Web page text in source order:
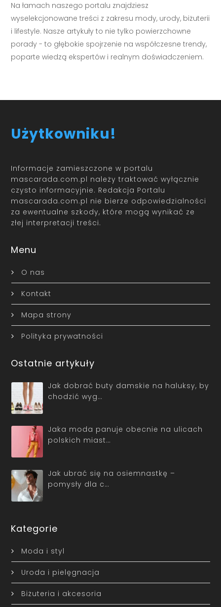
Na łamach naszego portalu znajdziesz
wyselekcjonowane treści z zakresu mody, urody, biżuterii
i lifestyle. Nasze artykuły to nie tylko powierzchowne
porady - to głębokie spojrzenie na współczesne trendy,
poparte wiedzą ekspertów i realnym doświadczeniem.
Użytkowniku!
Informacje zamieszczone w portalu
mascarada.com.pl należy traktować wyłącznie
czysto informacyjnie. Redakcja Portalu
mascarada.com.pl nie bierze odpowiedzialności
za ewentualne szkody, które mogą wynikać ze
złej interpretacji treści.
Menu
O nas
Kontakt
Mapa strony
Polityka prywatności
Ostatnie artykuły
Jak dobrać buty damskie na haluksy, by
chodzić wyg…
Jaka moda panuje obecnie na ulicach
polskich miast…
Jak ubrać się na osiemnastkę –
pomysły dla c…
Kategorie
Moda i styl
Uroda i pielęgnacja
Biżuteria i akcesoria